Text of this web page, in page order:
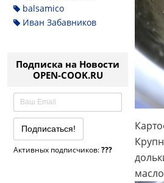
balsamico
Иван Забавников
Подписка на Новости
OPEN-COOK.RU
Активных подписчиков:???